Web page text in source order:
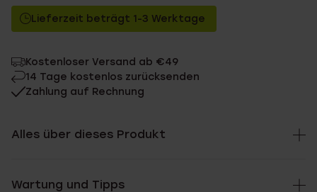
Lieferzeit beträgt 1-3 Werktage
Kostenloser Versand ab €49
14 Tage kostenlos zurücksenden
Zahlung auf Rechnung
Alles über dieses Produkt
Wartung und Tipps